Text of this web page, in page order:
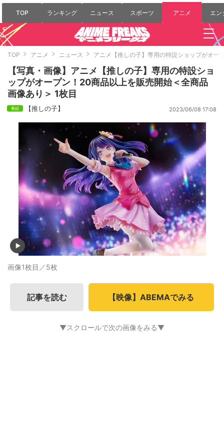
TOP ランキング ニュース スポーツ アニメ エン
TOP アニメ ニュース アニメ【推しの子】専用の特設ショップがオ
【写真・画像】アニメ【推しの子】専用の特設ショ
ップがオープン！20商品以上を販売開始＜全商品
画像あり＞ 1枚目
【推しの子】 2023/06/08 17:08
画像1枚目／5枚
記事を読む 【映像】ABEMAでみる
▼スクロールで次の画像をみる▼